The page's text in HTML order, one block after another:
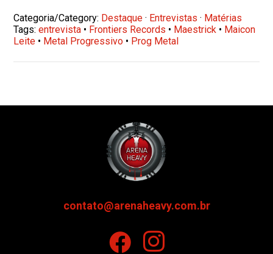
Categoria/Category: Destaque · Entrevistas · Matérias
Tags:entrevista • Frontiers Records • Maestrick • Maicon
Leite • Metal Progressivo • Prog Metal
contato@arenaheavy.com.br